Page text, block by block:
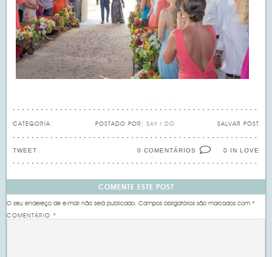
CATEGORIA: SALVAR POST
POSTADO POR: SAY I DO
0 IN LOVE
0 COMENTÁRIOS
TWEET
COMENTE ESTE POST
O seu endereço de e-mail não será publicado. Campos obrigatórios são marcados com*
COMENTÁRIO*